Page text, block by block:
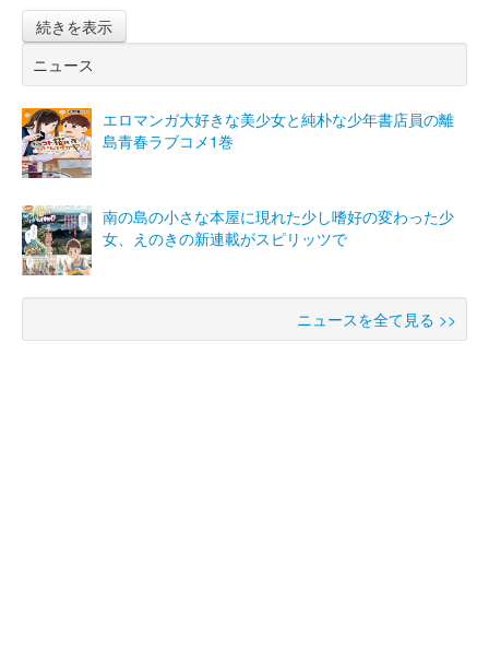
続きを表示
ニュース
エロマンガ大好きな美少女と純朴な少年書店員の離
島青春ラブコメ1巻
南の島の小さな本屋に現れた少し嗜好の変わった少
女、えのきの新連載がスピリッツで
ニュースを全て見る >>